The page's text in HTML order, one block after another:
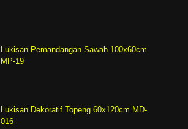
Lukisan Pemandangan Sawah 100x60cm
MP-19
Lukisan Dekoratif Topeng 60x120cm MD-
016